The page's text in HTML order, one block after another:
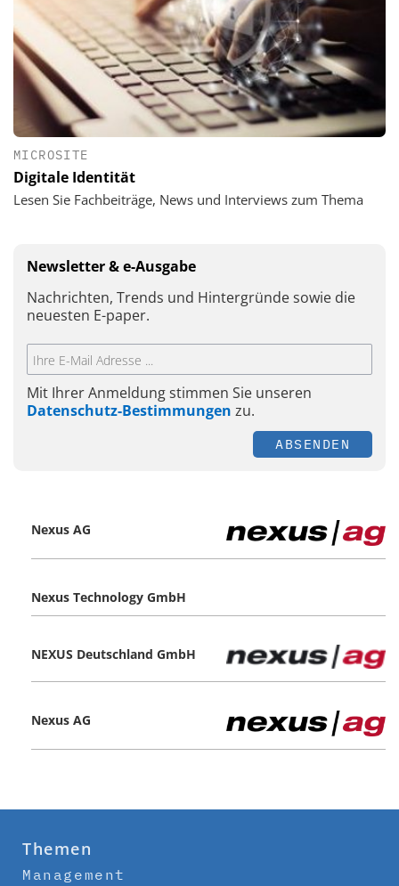
MICROSITE
Digitale Identität
Lesen Sie Fachbeiträge, News und Interviews zum Thema
Newsletter & e-Ausgabe
Nachrichten, Trends und Hintergründe sowie die
neuesten E-paper.
Mit Ihrer Anmeldung stimmen Sie unseren
Datenschutz-Bestimmungen zu.
ABSENDEN
Nexus AG
Nexus Technology GmbH
NEXUS Deutschland GmbH
Nexus AG
Themen
Management